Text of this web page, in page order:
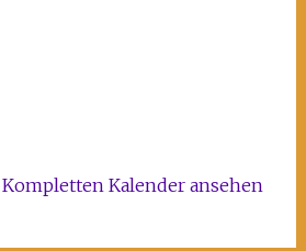
Kompletten Kalender ansehen